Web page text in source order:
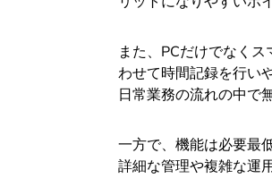
また、PCだけでなく
わせて時間記録を行い
日常業務の流れの中で
一方で、機能は必要最
詳細な管理や複雑な運